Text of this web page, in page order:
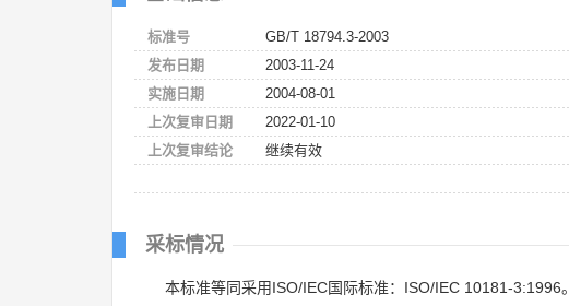
标准号
GB/T 18794.3-2003
发布日期
2003-11-24
实施日期
2004-08-01
上次复审日期
2022-01-10
上次复审结论
继续有效
采标情况
本标准等同采用ISO/IEC国际标准：ISO/IEC 10181-3:1996。